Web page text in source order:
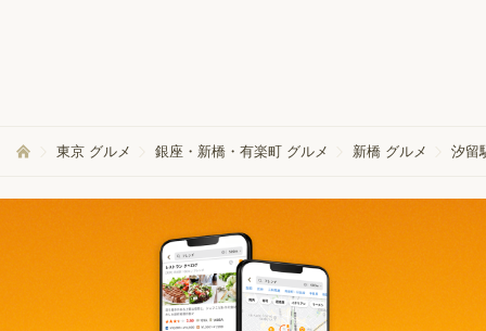
東京 グルメ 銀座・新橋・有楽町 グルメ 新橋 グルメ 汐留